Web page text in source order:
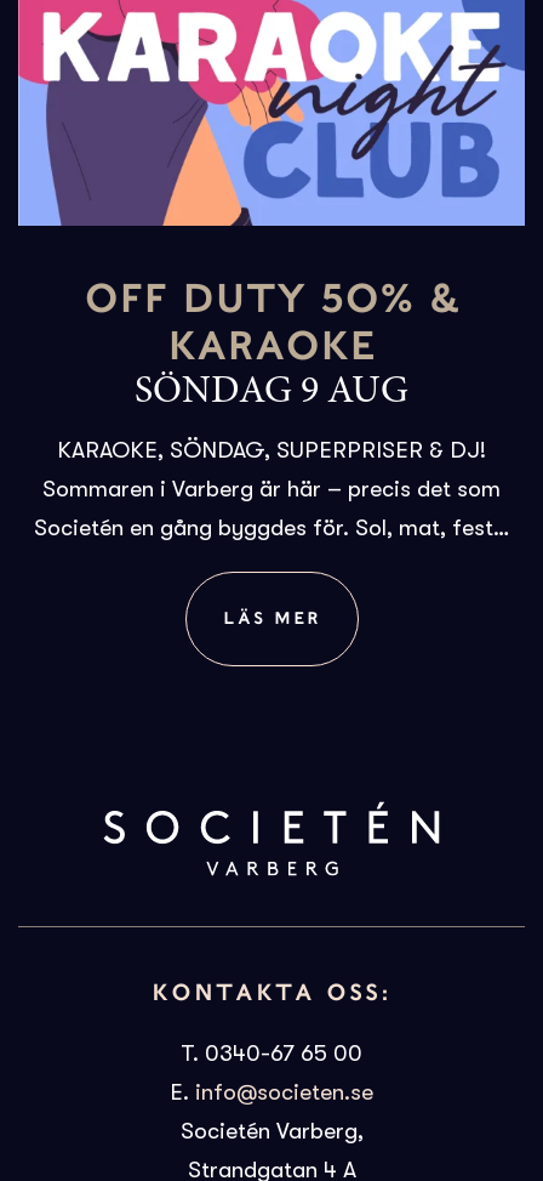
OFF DUTY 50% &
KARAOKE
SÖNDAG 9 AUG
KARAOKE, SÖNDAG, SUPERPRISER & DJ!
Sommaren i Varberg är här – precis det som
Societén en gång byggdes för. Sol, mat, fest…
LÄS MER
KONTAKTA OSS:
T. 0340-67 65 00
E. info@societen.se
Societén Varberg,
Strandgatan 4 A